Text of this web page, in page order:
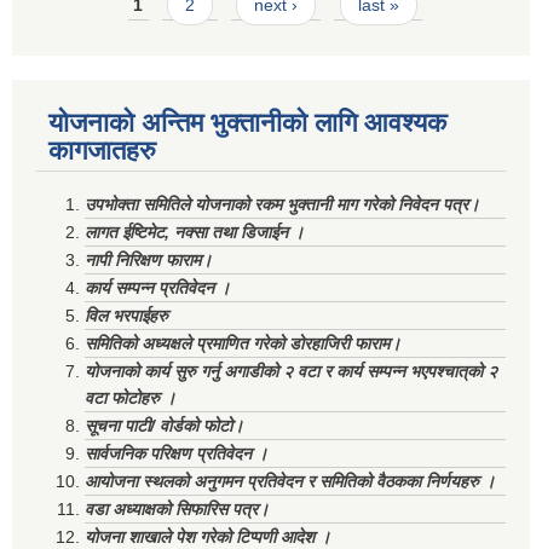
1 2 next › last »
योजनाको अन्तिम भुक्तानीको लागि आवश्यक
कागजातहरु
उपभोक्ता समितिले योजनाको रकम भुक्तानी माग गरेको निवेदन पत्र।
लागत ईष्टिमेट, नक्सा तथा डिजाईन ।
नापी निरिक्षण फाराम।
कार्य सम्पन्न प्रतिवेदन ।
विल भरपाईहरु
समितिको अध्यक्षले प्रमाणित गरेको डोरहाजिरी फाराम।
योजनाको कार्य सुरु गर्नु अगाडीको २ वटा र कार्य सम्पन्न भएपश्चात्‌को २
वटा फोटोहरु ।
सूचना पाटी/ वोर्डको फोटो।
सार्वजनिक परिक्षण प्रतिवेदन ।
आयोजना स्थलको अनुगमन प्रतिवेदन र समितिको वैठकका निर्णयहरु ।
वडा अध्याक्षको सिफारिस पत्र।
योजना शाखाले पेश गरेको टिप्पणी आदेश ।